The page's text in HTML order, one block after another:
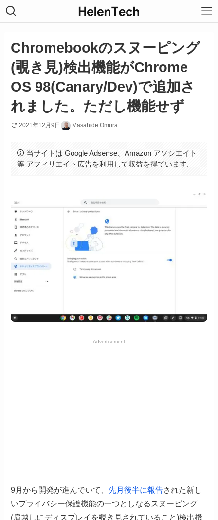
Chromebookのスヌーピング
(覗き見)検出機能がChrome
OS 98(Canary/Dev)で追加さ
れました。ただし機能せず
2021年12月9日 Masahide Omura
当サイトは Google Adsense、Amazon アソシエイト
等 アフィリエイト広告を利用して収益を得ています.
Advertisement
9月から開発が進んでいて、 先月後半に報告された新し
いプライバシー保護機能の一つとしなるスヌーピング
(肩越しにディスプレイを覗き見されていること)検出機